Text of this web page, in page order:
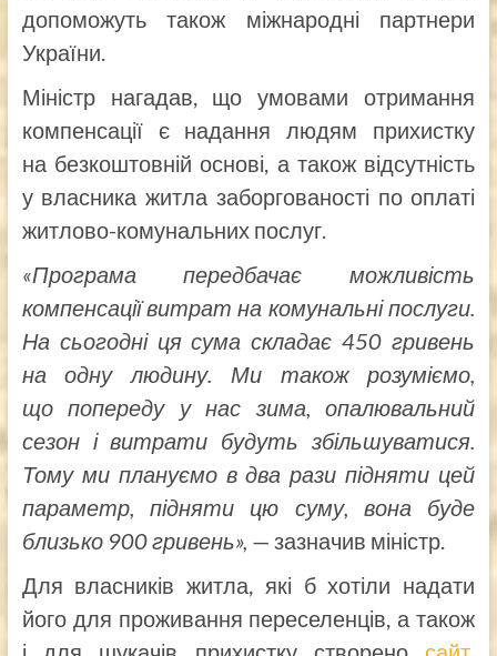
допоможуть також міжнародні партнери
України.
Міністр нагадав, що умовами отримання
компенсації є надання людям прихистку
на безкоштовній основі, а також відсутність
у власника житла заборгованості по оплаті
житлово-комунальних послуг.
«Програма передбачає можливість
компенсації витрат на комунальні послуги.
На сьогодні ця сума складає 450 гривень
на одну людину. Ми також розуміємо,
що попереду у нас зима, опалювальний
сезон і витрати будуть збільшуватися.
Тому ми плануємо в два рази підняти цей
параметр, підняти цю суму, вона буде
близько 900 гривень», — зазначив міністр.
Для власників житла, які б хотіли надати
його для проживання переселенців, а також